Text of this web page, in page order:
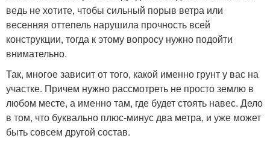
ведь не хотите, чтобы сильный порыв ветра или
весенняя оттепель нарушила прочность всей
конструкции, тогда к этому вопросу нужно подойти
внимательно.
Так, многое зависит от того, какой именно грунт у вас на
участке. Причем нужно рассмотреть не просто землю в
любом месте, а именно там, где будет стоять навес. Дело
в том, что буквально плюс-минус два метра, и уже может
быть совсем другой состав.